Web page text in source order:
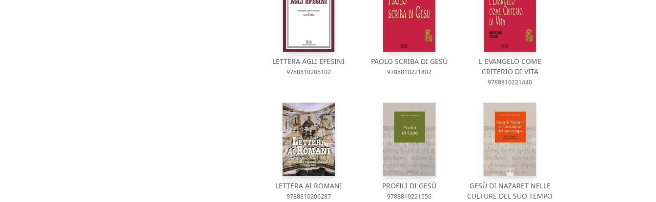
LETTERA AGLI EFESINI
9788810206102
PAOLO SCRIBA DI GESÙ
9788810221402
L' EVANGELO COME
CRITERIO DI VITA
9788810221440
LETTERA AI ROMANI
9788810206287
PROFILI DI GESÙ
9788810221556
GESÙ DI NAZARET NELLE
CULTURE DEL SUO TEMPO